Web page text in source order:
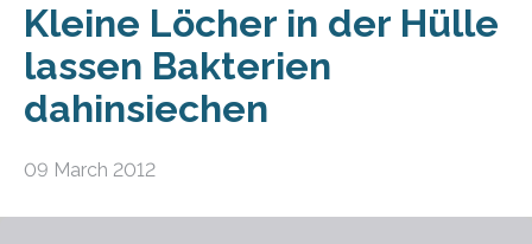
Kleine Löcher in der Hülle
lassen Bakterien
dahinsiechen
09 March 2012